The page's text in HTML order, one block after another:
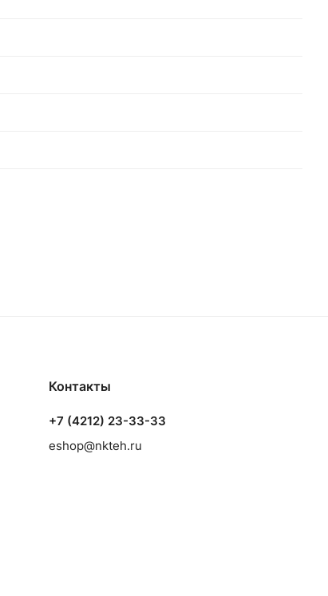
Контакты
+7 (4212) 23-33-33
eshop@nkteh.ru